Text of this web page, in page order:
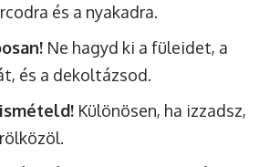
és a nyakadra.
Ne hagyd ki a füleidet, a
és a dekoltázsod.
Különösen, ha izzadsz,